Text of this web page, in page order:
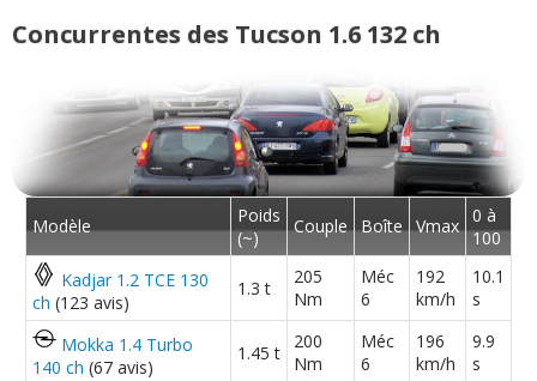
Concurrentes des Tucson 1.6 132 ch
Modèle
Poids
(~)
Couple Boîte Vmax 0 à
100
Kadjar 1.2 TCE 130
ch (123 avis)
1.3 t
205
Nm
Méc
6
192
km/h
10.1
s
Mokka 1.4 Turbo
140 ch (67 avis)
1.45 t
200
Nm
Méc
6
196
km/h
9.9
s